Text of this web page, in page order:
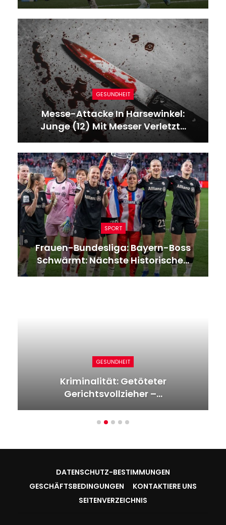
GESUNDHEIT
Messe-Attacke In Harsewinkel:
Junge (12) Mit Messer Verletzt…
SPORT
Frauen-Bundesliga: Bayern-Boss
Schwärmt: Nächste Historische…
GESUNDHEIT
Kriminalität: Getöteter
Gerichtsvollzieher –…
DATENSCHUTZ-BESTIMMUNGEN
GESCHÄFTSBEDINGUNGEN
KONTAKTIERE UNS
SEITENVERZEICHNIS